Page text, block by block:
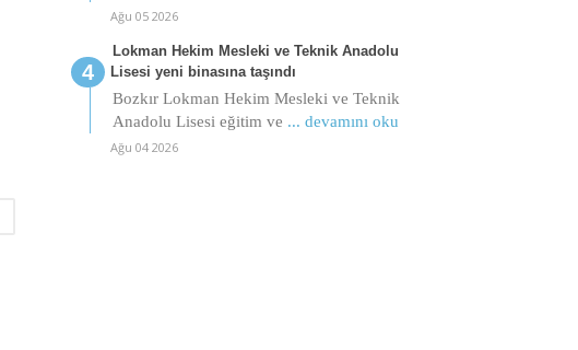
Ağu 05 2026
Lokman Hekim Mesleki ve Teknik Anadolu
Lisesi yeni binasına taşındı
Bozkır Lokman Hekim Mesleki ve Teknik
Anadolu Lisesi eğitim ve ... devamını oku
Ağu 04 2026